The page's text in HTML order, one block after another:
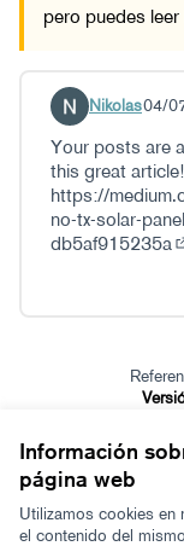
Información
página web
Utilizamos cookies en
el contenido del
pero puedes
Comentario 69
Nikolas04/
Your posts are
this great article!
https://
no-tx-solar-
db5af915235a
Términos y
Configuración de
Zeugaz en X
Zeugaz enZeugaz en